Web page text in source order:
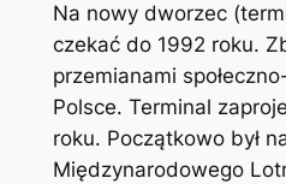
Na nowy dworzec
czekać do 1992 roku.
przemianami
Polsce. Terminal
roku. Początkowo był
Międzynarodowego